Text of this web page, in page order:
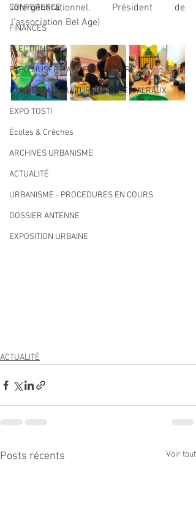
CONFERENCE
FINANCES
ELECTIONS
EXPO MUSEE D'ART ET D'HISTOIRE
EXPO ESPACE CULTUREL ANDRE MALRAUX
EXPO TOSTI
Écoles & Crèches
ARCHIVES URBANISME
ACTUALITÉ
URBANISME - PROCEDURES EN COURS
DOSSIER ANTENNE
EXPOSITION URBAINE
intergénérationnel, Président de
l’association Bel Age)
ACTUALITÉ
Posts récents Voir tout